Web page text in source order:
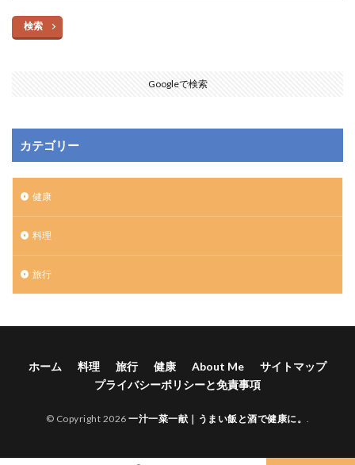
検索
Googleで検索
カテゴリー
健康
料理
旅行
ホーム 料理 旅行 健康 About Me
サイトマップ
プライバシーポリシーと免責事項
© Copyright 2026 一汁一菜一献｜うまい飯と酒で健康に。 .